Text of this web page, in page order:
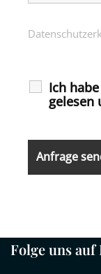
Ich
gelesen
Folge uns